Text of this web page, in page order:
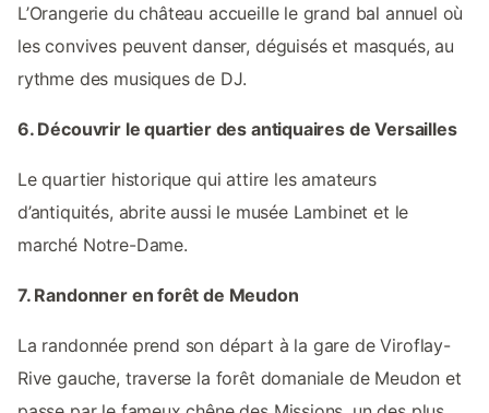
L’Orangerie du château accueille le grand bal annuel où
les convives peuvent danser, déguisés et masqués, au
rythme des musiques de DJ.
6. Découvrir le quartier des antiquaires de Versailles
Le quartier historique qui attire les amateurs
d’antiquités, abrite aussi le musée Lambinet et le
marché Notre-Dame.
7. Randonner en forêt de Meudon
La randonnée prend son départ à la gare de Viroflay-
Rive gauche, traverse la forêt domaniale de Meudon et